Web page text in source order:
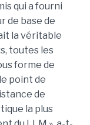
qui a fourni
de base de
la véritable
toutes les
forme de
point de
de
la plus